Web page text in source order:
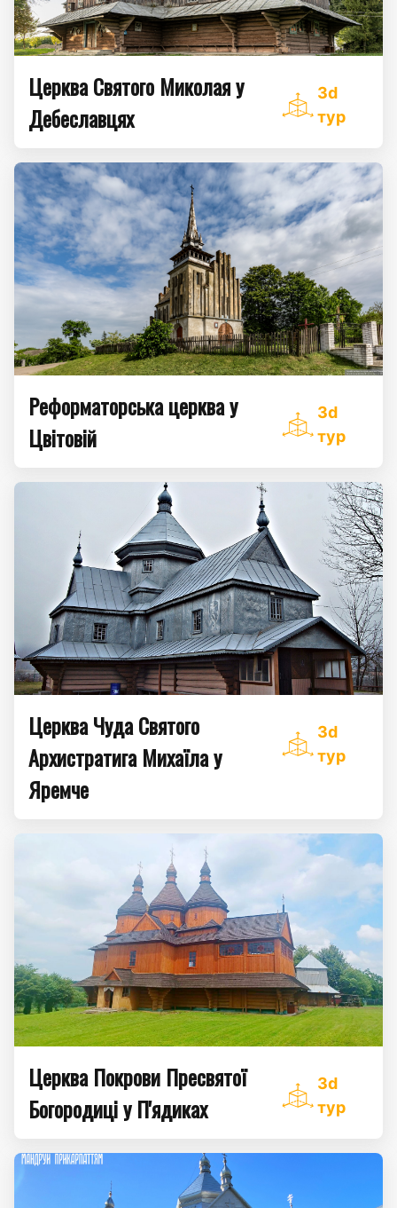
Церква Святого Миколая у
Дебеславцях
3d
тур
Реформаторська церква у
Цвітовій
3d
тур
Церква Чуда Святого
Архистратига Михаїла у
Яремче
3d
тур
Церква Покрови Пресвятої
Богородиці у П'ядиках
3d
тур